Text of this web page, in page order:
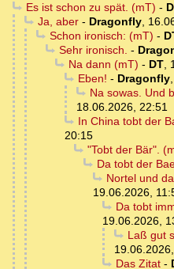
Es ist schon zu spät. (mT) -
Ja, aber- Dragonfly,
Schon ironisch: (mT) -
Sehr ironisch. -
Na dann (mT) - DT,
Eben! - Dragonfly,
Na sowas. Und
18.06.2026, 22:51
In China tobt der
20:15
"Tobt der Bär".
Da tobt der
Nortel und
19.06.2026,
Da tobt
19.06.2026,
Laß gut
Das Zitat-